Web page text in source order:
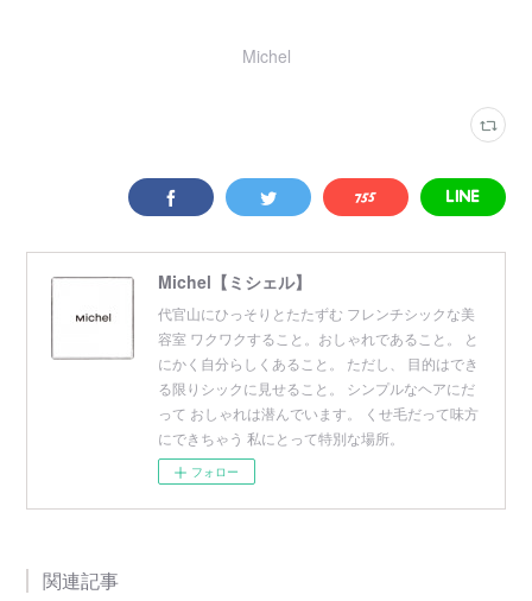
Michel
Michel【ミシェル】
代官山にひっそりとたたずむ フレンチシックな美
容室 ワクワクすること。おしゃれであること。 と
にかく自分らしくあること。 ただし、 目的はでき
る限りシックに見せること。 シンプルなヘアにだ
って おしゃれは潜んでいます。 くせ毛だって味方
にできちゃう 私にとって特別な場所。
フォロー
関連記事